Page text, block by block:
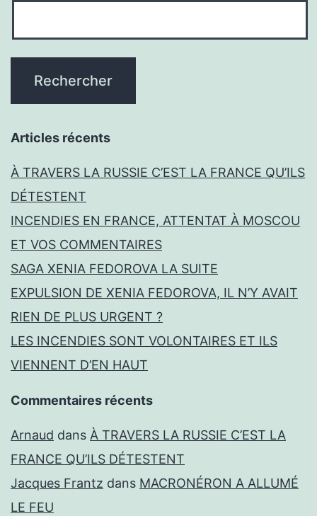
Articles récents
À TRAVERS LA RUSSIE C’EST LA FRANCE QU’ILS
DÉTESTENT
INCENDIES EN FRANCE, ATTENTAT À MOSCOU
ET VOS COMMENTAIRES
SAGA XENIA FEDOROVA LA SUITE
EXPULSION DE XENIA FEDOROVA, IL N’Y AVAIT
RIEN DE PLUS URGENT ?
LES INCENDIES SONT VOLONTAIRES ET ILS
VIENNENT D’EN HAUT
Commentaires récents
Arnaud dans À TRAVERS LA RUSSIE C’EST LA
FRANCE QU’ILS DÉTESTENT
Jacques Frantz dans MACRONÉRON A ALLUMÉ
LE FEU